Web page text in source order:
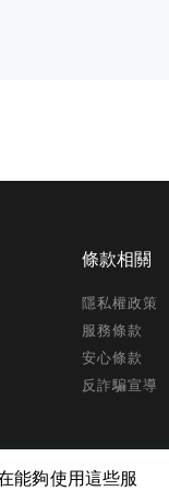
條款相關
隱私權政策
服務條款
安心條款
反詐騙宣導
能夠使用這些服